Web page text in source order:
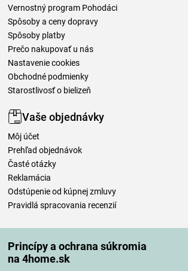
Princípy a ochrana súkromia
na 4home.sk
Vernostný program Pohodáci
Spôsoby a ceny dopravy
Spôsoby platby
Prečo nakupovať u nás
Nastavenie cookies
Obchodné podmienky
Starostlivosť o bielizeň
Vaše objednávky
Môj účet
Prehľad objednávok
Časté otázky
Reklamácia
Odstúpenie od kúpnej zmluvy
Pravidlá spracovania recenzií